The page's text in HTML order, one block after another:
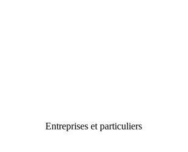
Entreprises et particuliers